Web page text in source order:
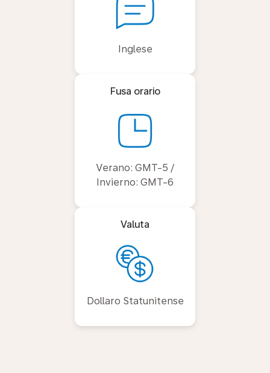
Inglese
Fusa orario
Verano: GMT-5 /
Invierno: GMT-6
Valuta
Dollaro Statunitense